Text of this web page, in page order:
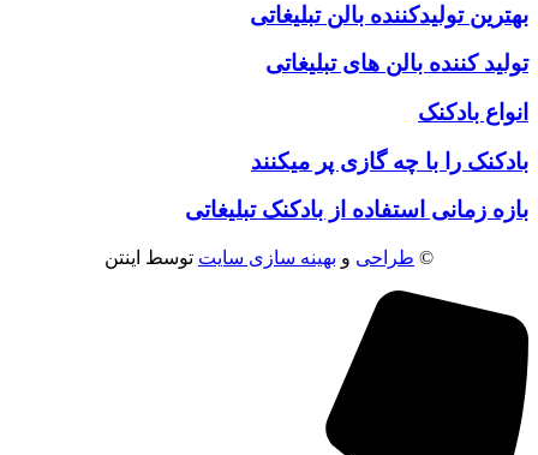
بهترین تولیدکننده بالن تبلیغاتی
تولید کننده بالن های تبلیغاتی
انواع بادکنک
بادکنک را با چه گازی پر میکنند
بازه زمانی استفاده از بادکنک تبلیغاتی
© طراحی و بهینه سازی سایت توسط اینتن